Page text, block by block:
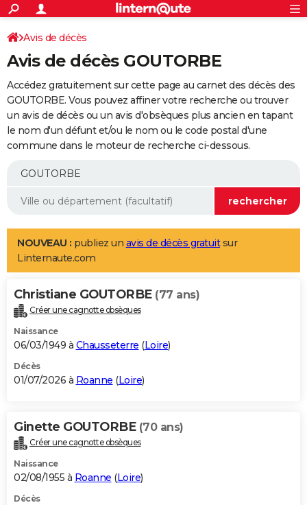
ACTUALITÉS
Politique
Société
Faits Divers
Education
Monde
Villes
+
SPORT
Coupe du monde 2026
Football
Tennis
Cyclisme
Rugby
Forum
Programme TV
TNT
Streaming
Cinéma
Sorties cinéma
Musique
+
FINANCE
Impôts
Immobilier
Risques naturels par ville
Banque
Assurance
Crédit
AUTO
Essais
Réserver un essai
Citadines
Berlines
SUV
Forum auto
+
Mobiles
Meilleur smartphone
Internet
Ordinateurs
Jeux vidéo
Guide high-tech
Aménagement intérieur
LIFESTYLE
Art de vivre
Bien-être
Loisirs
Mode
Modes de vie
Alimentation
Guide de la santé
Maladies
Médicaments
Sommeil
VOYAGE
Destinations
City break
Voyage nature
Voyage de noces
Forum
Climat
+PHOTO
GUIDES D'ACHAT
BONS PLANS
Carte de Noël
Carte Bonne année
Carte Saint-Valentin
Carte Pâques
Carte d'anniversaire
DICTIONNAIRE
Dictionnaire
Biographies
Citations
Expressions
Proverbes
PROGRAMME TV
Avis de décès
Avis de décès GOUTORBE
Accédez gratuitement sur cette page au carnet des décès des
GOUTORBE. Vous pouvez affiner votre recherche ou trouver
un avis de décès ou un avis d'obsèques plus ancien en tapant
le nom d'un défunt et/ou le nom ou le code postal d'une
commune dans le moteur de recherche ci-dessous.
NOUVEAU : publiez un avis de décès gratuitsur
Linternaute.com
Christiane GOUTORBE (77 ans)
Créer une cagnotte obsèques
Naissance
06/03/1949 à Chausseterre (Loire)
Décès
01/07/2026 à Roanne (Loire)
Ginette GOUTORBE (70 ans)
Créer une cagnotte obsèques
Naissance
02/08/1955 à Roanne (Loire)
Décès